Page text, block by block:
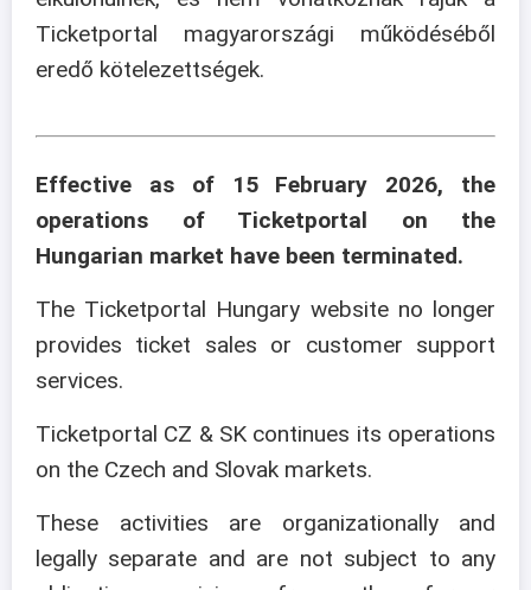
Ticketportal magyarországi működéséből
eredő kötelezettségek.
Effective as of 15 February 2026, the
operations of Ticketportal on the
Hungarian market have been terminated.
The Ticketportal Hungary website no longer
provides ticket sales or customer support
services.
Ticketportal CZ & SK continues its operations
on the Czech and Slovak markets.
These activities are organizationally and
legally separate and are not subject to any